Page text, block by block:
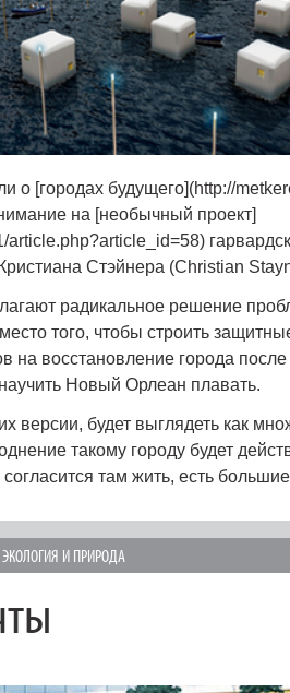
о [городах будущего](http://
на [необычный проект]
article.php?article_id=58)
Стэйнера (Christian
радикальное решение
того, чтобы строить
на восстановление города
Новый Орлеан плавать.
версии, будет выглядеть как
такому городу будет
согласится там жить, есть
ЭКОЛОГИЯ И ПРИРОДА